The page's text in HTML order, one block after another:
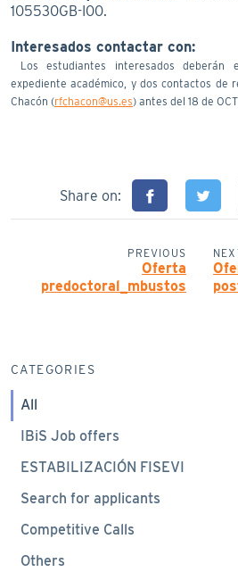
105530GB-I00.
Interesados contactar con:
Los estudiantes interesados deberán
expediente académico, y dos contactos de
Chacón (rfchacon@us.es) antes del 18 de
Share on:
PREVIOUS
Oferta
predoctoral_mbustos
CATEGORIES
All
IBiS Job offers
ESTABILIZACIÓN FISEVI
Search for applicants
Competitive Calls
Others